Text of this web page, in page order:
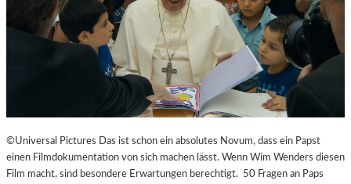
©Universal Pictures Das ist schon ein absolutes Novum, dass ein Papst
einen Filmdokumentation von sich machen lässt. Wenn Wim Wenders diesen
Film macht, sind besondere Erwartungen berechtigt. 50 Fragen an Paps